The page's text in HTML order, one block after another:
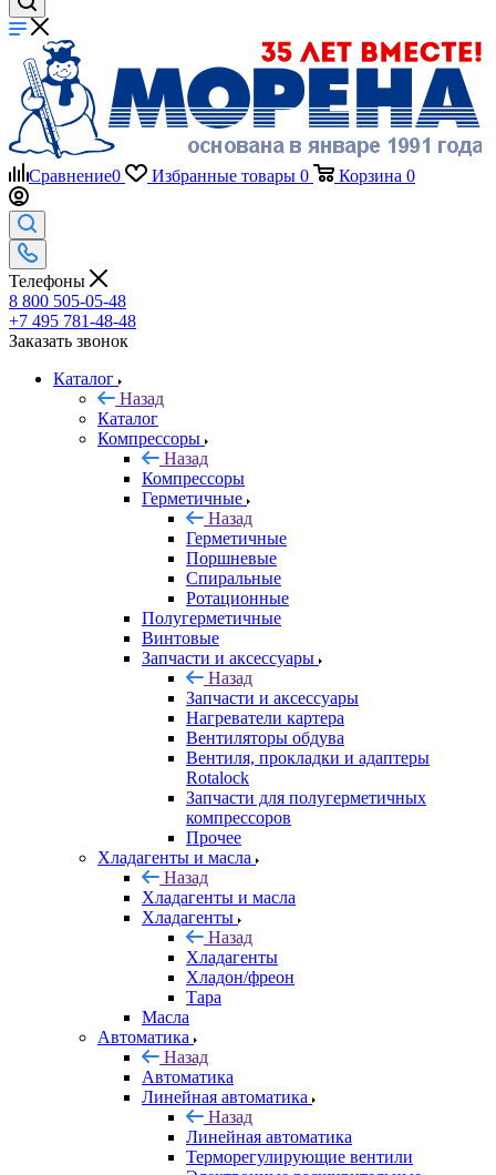
Сравнение0 Избранные товары 0 Корзина 0
Телефоны
8 800 505-05-48
+7 495 781-48-48
Заказать звонок
Каталог
Назад
Каталог
Компрессоры
Назад
Компрессоры
Герметичные
Назад
Герметичные
Поршневые
Спиральные
Ротационные
Полугерметичные
Винтовые
Запчасти и аксессуары
Назад
Запчасти и аксессуары
Нагреватели картера
Вентиляторы обдува
Вентиля, прокладки и адаптеры
Rotalock
Запчасти для полугерметичных
компрессоров
Прочее
Хладагенты и масла
Назад
Хладагенты и масла
Хладагенты
Назад
Хладагенты
Хладон/фреон
Тара
Масла
Автоматика
Назад
Автоматика
Линейная автоматика
Назад
Линейная автоматика
Терморегулирующие вентили